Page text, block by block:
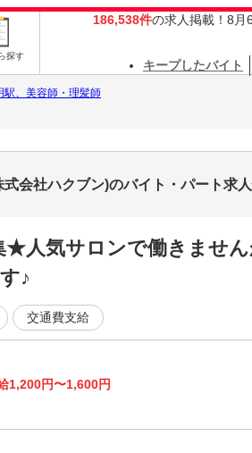
探す
186,538件の求人掲載！8月
キープしたバイト
駅、美容師・理髪師
会社ハクブン)のバイト・パート求
人気サロンで働きませ
♪
交通費支給
1,200円〜1,600円